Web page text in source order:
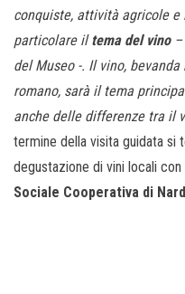
conquiste, attività agricole
particolare iltema del vino–
del Museo -. Il vino,
romano, sarà il tema
anche delle differenze tra il
termine della visita guidata si
degustazione di vini locali
Sociale Cooperativa di